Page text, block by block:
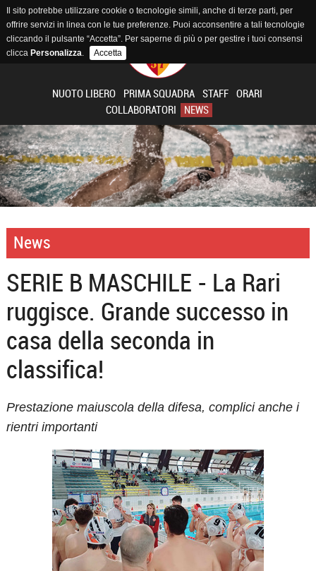
NUOTO LIBERO PRIMA SQUADRA STAFF
ORARI
COLLABORATORI
NEWS
News
SERIE B MASCHILE - La Rari
ruggisce. Grande successo in
casa della seconda in
classifica!
Prestazione maiuscola della difesa, complici anche i
rientri importanti
Il sito potrebbe utilizzare cookie o tecnologie simili, anche di terze parti, per
offrire servizi in linea con le tue preferenze. Puoi acconsentire a tali tecnologie
cliccando il pulsante “Accetta”. Per saperne di più o per gestire i tuoi consensi
clicca Personalizza. Accetta